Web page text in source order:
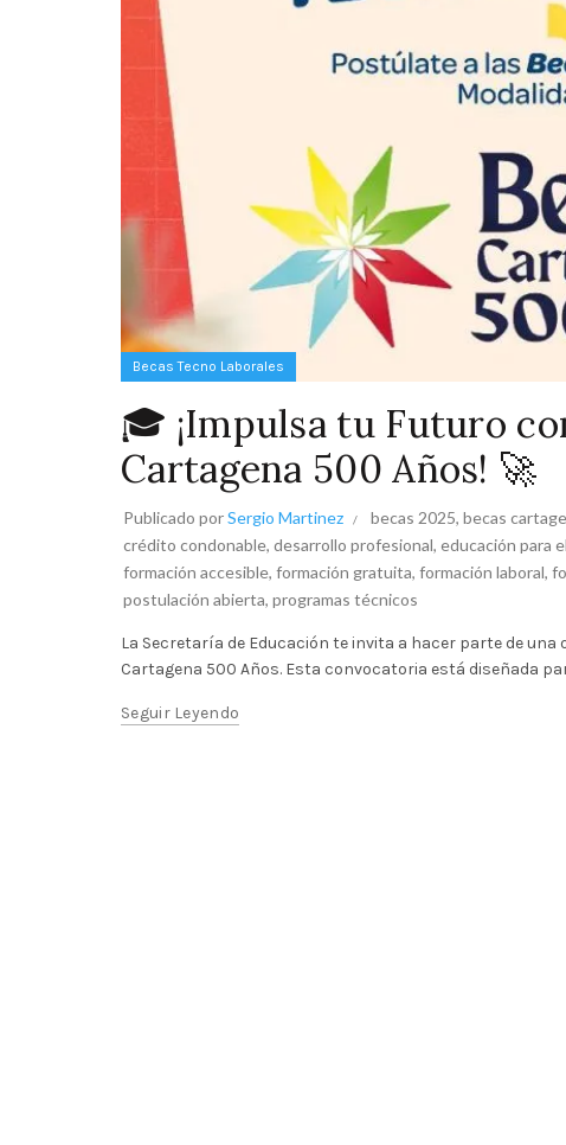
Becas Tecno Laborales
🎓 ¡Impulsa tu Futuro
Cartagena 500 Años! 🚀
Publicado porSergio Martinez becas 2025, becas
crédito condonable, desarrollo profesional, educación para
formación accesible, formación gratuita, formación laboral,
postulación abierta, programas técnicos
La Secretaría de Educación te invita a hacer parte de
Cartagena 500 Años. Esta convocatoria está diseñada
Seguir Leyendo